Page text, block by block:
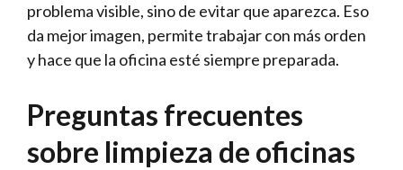
problema visible, sino de evitar que aparezca. Eso
da mejor imagen, permite trabajar con más orden
y hace que la oficina esté siempre preparada.
Preguntas frecuentes
sobre limpieza de oficinas